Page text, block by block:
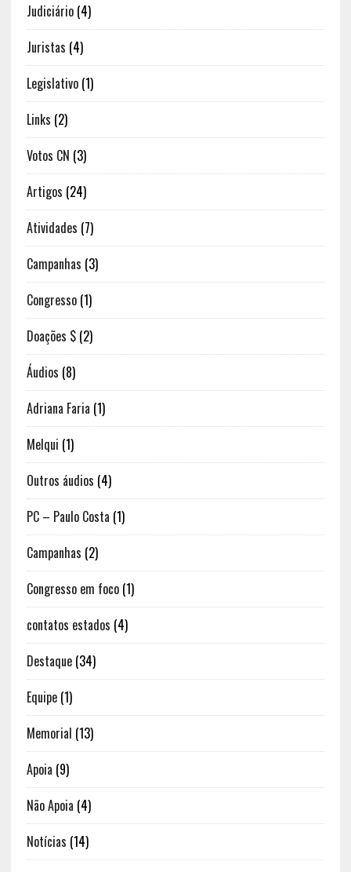
Judiciário(4)
Juristas (4)
Legislativo(1)
Links (2)
Votos CN (3)
Artigos (24)
Atividades (7)
Campanhas (3)
Congresso(1)
Doações $(2)
Áudios (8)
Adriana Faria (1)
Melqui (1)
Outros áudios (4)
PC – Paulo Costa (1)
Campanhas (2)
Congresso em foco(1)
contatos estados (4)
Destaque(34)
Equipe(1)
Memorial (13)
Apoia (9)
Não Apoia (4)
Notícias (14)